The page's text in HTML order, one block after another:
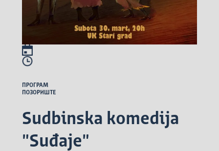
ПРОГРАМ
ПОЗОРИШТЕ
Sudbinska komedija
"Suđaje"